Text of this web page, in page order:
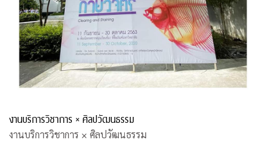
งานบริการวิชาการ × ศิลปวัฒนธรรม
งานบริการวิชาการ × ศิลปวัฒนธรรม